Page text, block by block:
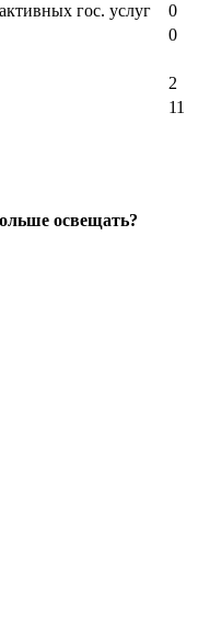
гос. услуг
0
0
2
11
освещать?